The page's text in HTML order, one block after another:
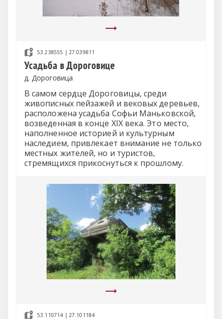
53.238555 | 27.039811
Усадьба в Дороговице
д. Дороговица
В самом сердце Дороговицы, среди
живописных пейзажей и вековых деревьев,
расположена усадьба Софьи Маньковской,
возведенная в конце XIX века. Это место,
наполненное историей и культурным
наследием, привлекает внимание не только
местных жителей, но и туристов,
стремящихся прикоснуться к прошлому.
53.110714 | 27.101184